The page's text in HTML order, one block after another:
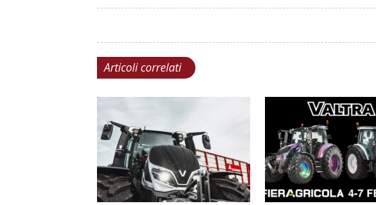
Articoli correlati